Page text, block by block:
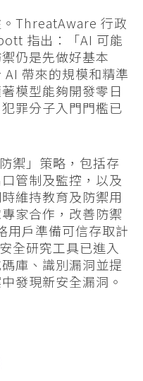
ThreatAware 行政
指出：「AI 可能
仍是先做好基本
帶來的規模和精準
模型能夠開發零日
罪分子入門門檻已
禦」策略，包括存
管制及監控，以及
維持教育及防禦用
家合作，改善防禦
用戶準備可信存取計
全研究工具已進入
庫、識別漏洞並提
發現新安全漏洞。